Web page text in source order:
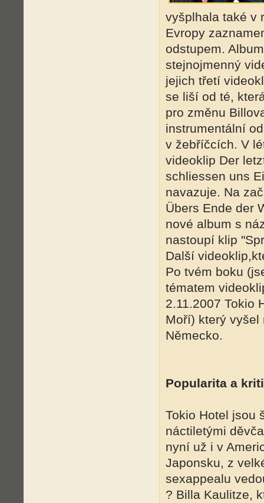
vyšplhala také v
Evropy
odstupem.
stejnojmenný
jejich třetí
se liší od té,
pro změnu
instrumentální
v žebříčcích. V
videoklip Der
schliessen uns
navazuje. Na
Übers Ende der
nové album s
nastoupí klip
Další
Po tvém boku
tématem
2.11.2007 Tokio
Moří) který vyšel
Německo.
Popularita a
Tokio Hotel jsou
náctiletými
nyní už i v
Japonsku, z
sexappealu
? Billa Kaulitze,